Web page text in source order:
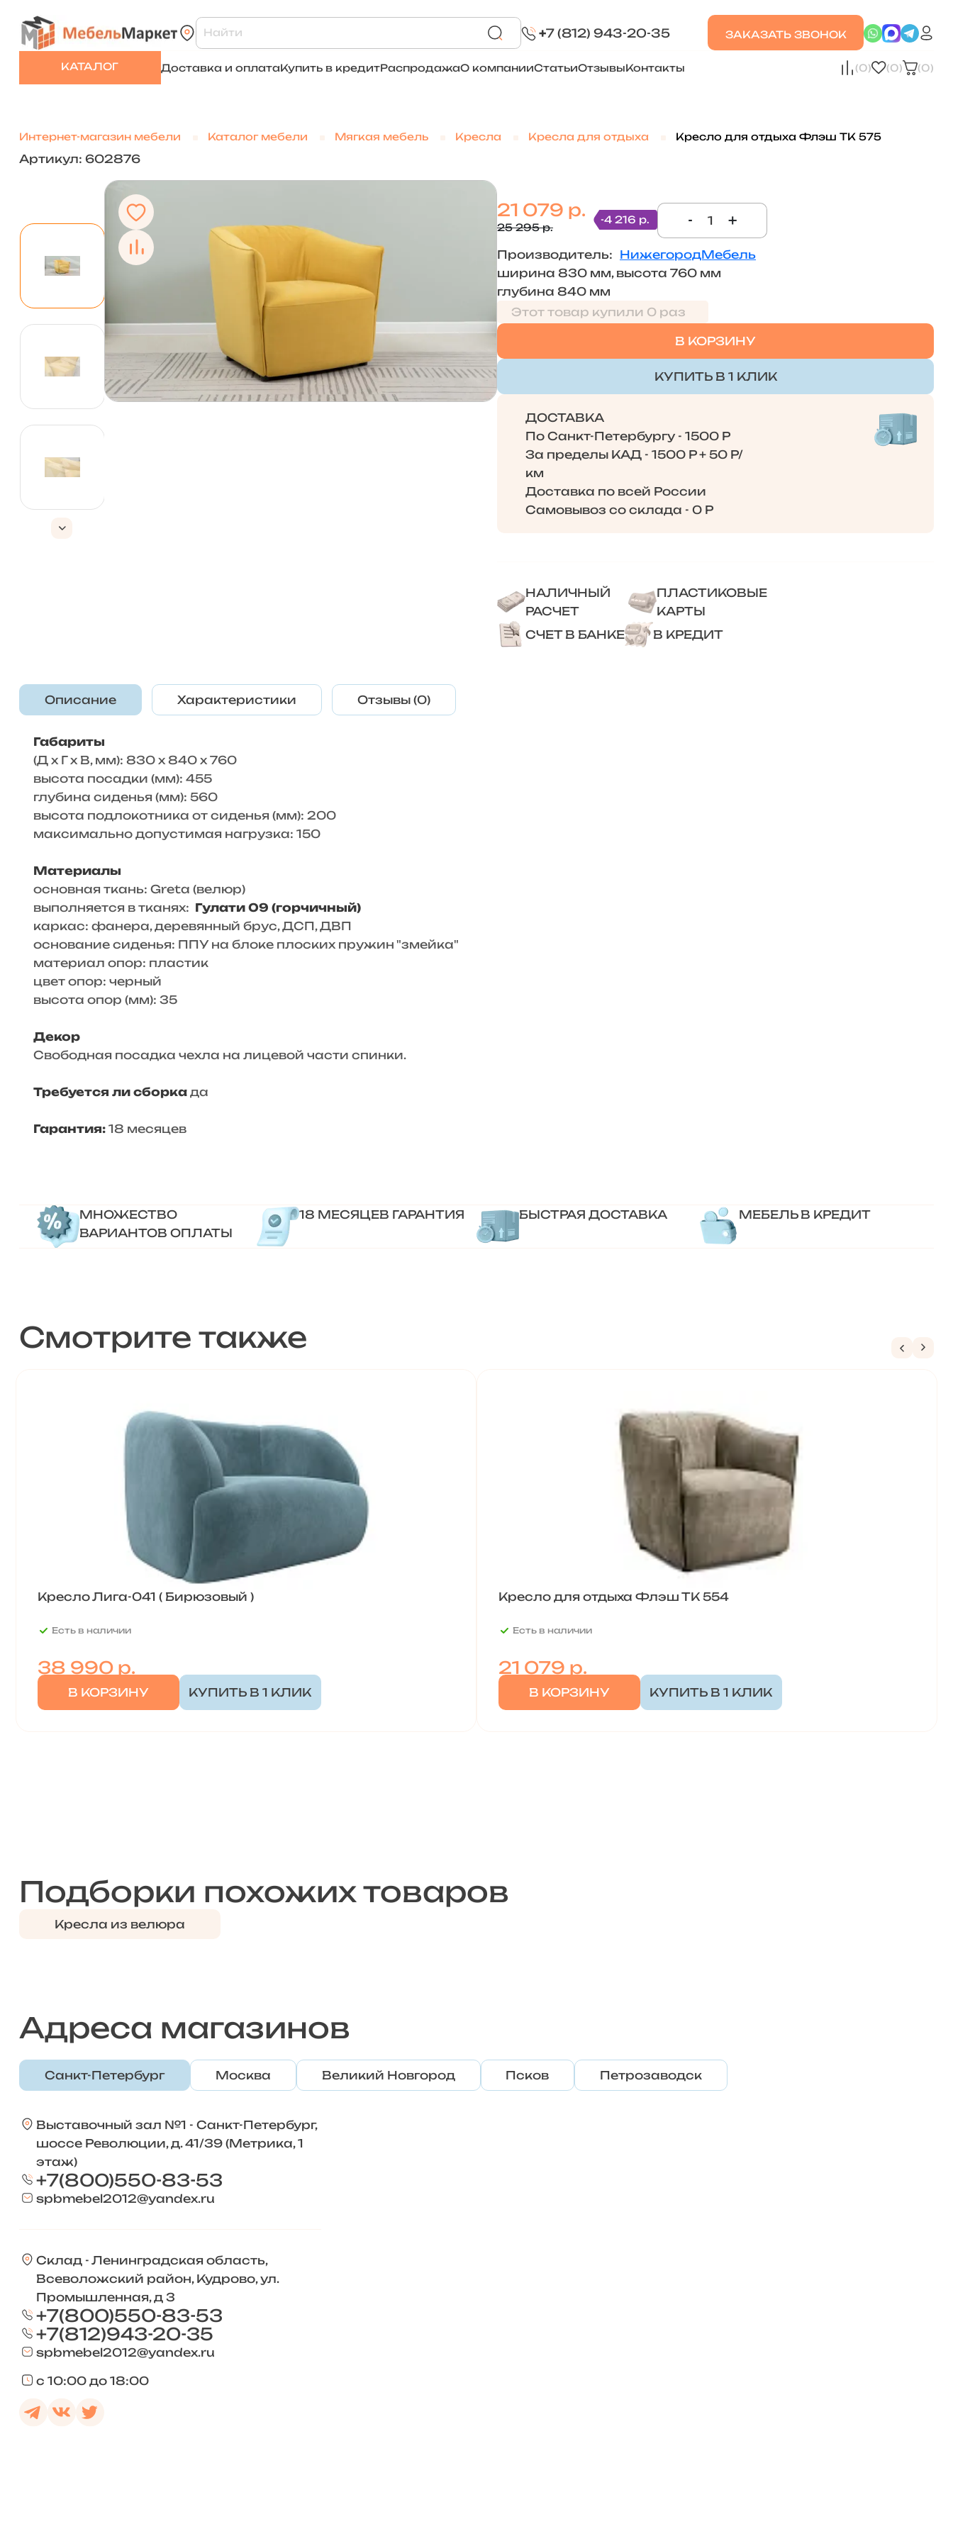
+7 (812) 943-20-35 ЗАКАЗАТЬ ЗВОНОК
КАТАЛОГ Доставка и оплатаКупить в кредитРаспродажаО компанииСтатьиОтзывыКонтакты (0) (0) (0)
Интернет-магазин мебели Каталог мебели Мягкая мебель Кресла Кресла для отдыха Кресло для отдыха Флэш ТК 575
Артикул: 602876
21 079 р.
25 295 р.
-4 216 р. - +
Производитель: НижегородМебель
ширина 830 мм, высота 760 мм
глубина 840 мм
Этот товар купили 0 раз
В КОРЗИНУ
КУПИТЬ В 1 КЛИК
ДОСТАВКА
По Санкт-Петербургу - 1500 Р
За пределы КАД - 1500 Р + 50 Р/
км
Доставка по всей России
Самовывоз со склада - 0 Р
НАЛИЧНЫЙ
РАСЧЕТ
ПЛАСТИКОВЫЕ
КАРТЫ
СЧЕТ В БАНКЕ
В КРЕДИТ
Описание Характеристики Отзывы (0)
Габариты
(Д x Г х В, мм): 830 x 840 x 760
высота посадки (мм): 455
глубина сиденья (мм): 560
высота подлокотника от сиденья (мм): 200
максимально допустимая нагрузка: 150
Материалы
основная ткань: Greta (велюр)
выполняется в тканях: Гулати 09 (горчичный)
каркас: фанера, деревянный брус, ДСП, ДВП
основание сиденья: ППУ на блоке плоских пружин "змейка"
материал опор: пластик
цвет опор: черный
высота опор (мм): 35
Декор
Свободная посадка чехла на лицевой части спинки.
Требуется ли сборкада
Гарантия:18 месяцев
МНОЖЕСТВО
ВАРИАНТОВ ОПЛАТЫ
18 МЕСЯЦЕВ ГАРАНТИЯ БЫСТРАЯ ДОСТАВКА МЕБЕЛЬ В КРЕДИТ
Смотрите также
Кресло Лига-041 ( Бирюзовый )
Есть в наличии
38 990р.
В КОРЗИНУ КУПИТЬ В 1 КЛИК
Кресло для отдыха Флэш ТК 554
Есть в наличии
21 079 р.
В КОРЗИНУ КУПИТЬ В 1 КЛИК
Подборки похожих товаров
Кресла из велюра
Адреса магазинов
Санкт-Петербург Москва Великий Новгород Псков Петрозаводск
Выставочный зал №1 - Санкт-Петербург,
шоссе Революции, д. 41/39 (Метрика, 1
этаж)
+7(800)550-83-53
spbmebel2012@yandex.ru
Склад - Ленинградская область,
Всеволожский район, Кудрово, ул.
Промышленная, д 3
+7(800)550-83-53
+7(812)943-20-35
spbmebel2012@yandex.ru
с 10:00 до 18:00